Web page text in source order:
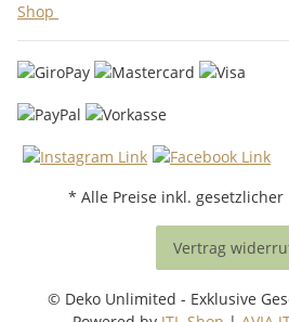
Shop
* Alle Preise inkl. gesetzlicher
Vertrag
© Deko Unlimited - Exklusive